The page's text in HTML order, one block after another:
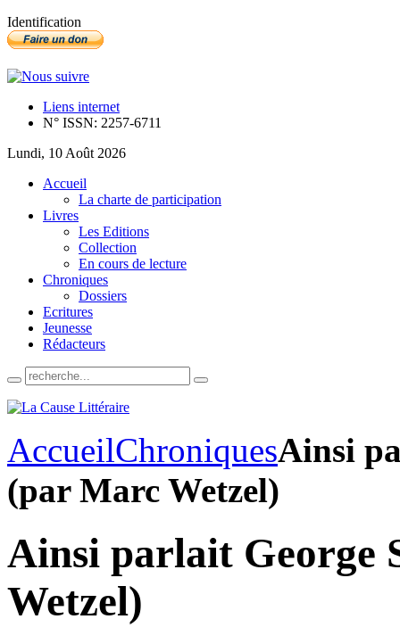
Identification
Liens internet
N° ISSN: 2257-6711
Lundi, 10 Août 2026
Accueil
La charte de participation
Livres
Les Editions
Collection
En cours de lecture
Chroniques
Dossiers
Ecritures
Jeunesse
Rédacteurs
AccueilChroniquesAinsi
(par Marc Wetzel)
Ainsi parlait George
Wetzel)